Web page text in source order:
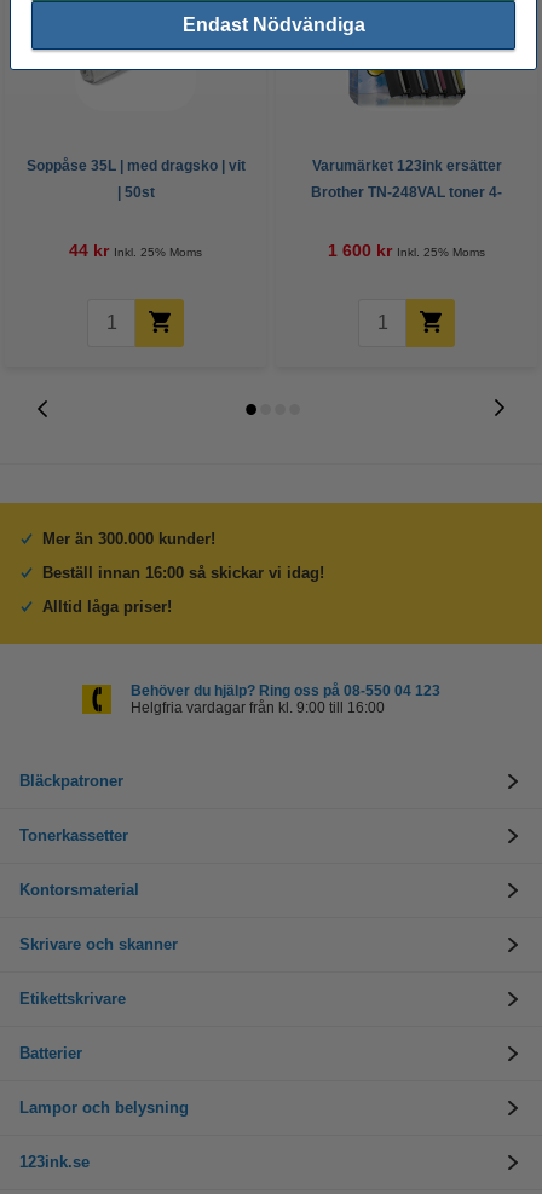
Endast Nödvändiga
Soppåse 35L | med dragsko | vit
| 50st
44 kr Inkl. 25% Moms
Varumärket 123ink ersätter
Brother TN-248VAL toner 4-
1 600 kr Inkl. 25% Moms
Mer än 300.000 kunder!
Beställ innan 16:00 så skickar vi idag!
Alltid låga priser!
Behöver du hjälp? Ring oss på 08-550 04 123
Helgfria vardagar från kl. 9:00 till 16:00
Bläckpatroner
Tonerkassetter
Kontorsmaterial
Skrivare och skanner
Etikettskrivare
Batterier
Lampor och belysning
123ink.se